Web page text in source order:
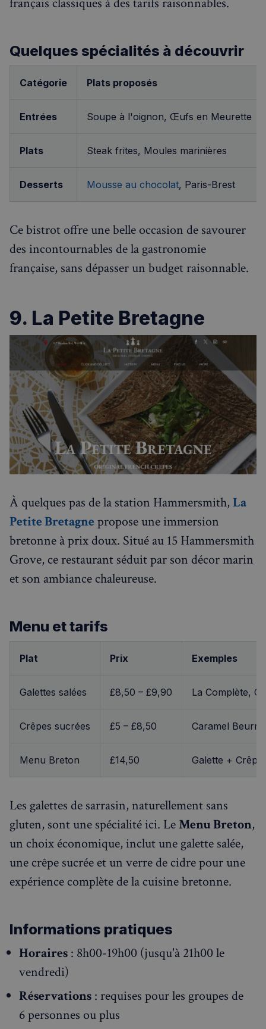
Quelques spécialités à découvrir
Catégorie Plats proposés
Entrées Soupe à l'oignon, Œufs en Meurette
Plats Steak frites, Moules marinières
Desserts Mousse au chocolat, Paris-Brest
Ce bistrot offre une belle occasion de savourer
des incontournables de la gastronomie
française, sans dépasser un budget raisonnable.
9. La Petite Bretagne
À quelques pas de la station Hammersmith,La
Petite Bretagnepropose une immersion
bretonne à prix doux. Situé au 15 Hammersmith
Grove, ce restaurant séduit par son décor marin
et son ambiance chaleureuse.
Menu et tarifs
Plat Prix Exemples
Galettes salées £8,50 – £9,90 La Complète,
Crêpes sucrées £5 – £8,50 Caramel
Menu Breton £14,50 Galette + Crêpe
Les galettes de sarrasin, naturellement sans
gluten, sont une spécialité ici. LeMenu Breton,
un choix économique, inclut une galette salée,
une crêpe sucrée et un verre de cidre pour une
expérience complète de la cuisine bretonne.
Informations pratiques
Horaires : 8h00-19h00 (jusqu'à 21h00 le
vendredi)
Réservations : requises pour les groupes de
6 personnes ou plus
.stripecdn.com
données
.stripecdn.com
suivre le
des
ROLLOUT_TOKEN
semaines